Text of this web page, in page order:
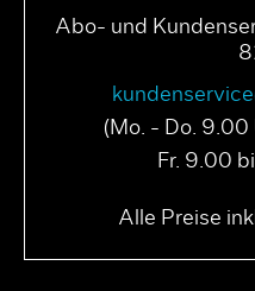
Abo- und
(Mo. - Do.
Fr. 9.00
Alle Preise